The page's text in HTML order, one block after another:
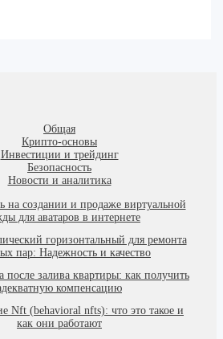
Общая
Крипто-основы
Инвестиции и трейдинг
Безопасность
Новости и аналитика
на создании и продаже виртуальной
для аватаров в интернете
горизонтальный для ремонта
пар: Надежность и качество
после залива квартиры: как получить
компенсацию
Nft (behavioral nfts): что это такое и
как они работают